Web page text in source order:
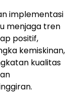
implementasi
menjaga tren
positif,
kemiskinan,
kualitas